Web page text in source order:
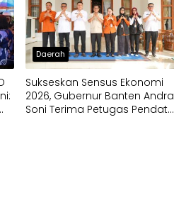
Daerah
Sukseskan Sensus Ekonomi
2026, Gubernur Banten Andra
Soni Terima Petugas Pendata